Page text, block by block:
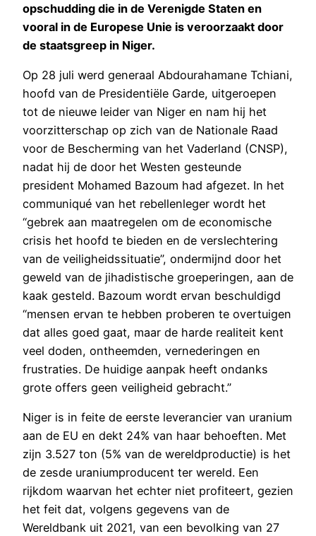
opschudding die in de Verenigde Staten en
vooral in de Europese Unie is veroorzaakt door
de staatsgreep in Niger.
Op 28 juli werd generaal Abdourahamane Tchiani,
hoofd van de Presidentiële Garde, uitgeroepen
tot de nieuwe leider van Niger en nam hij het
voorzitterschap op zich van de Nationale Raad
voor de Bescherming van het Vaderland (CNSP),
nadat hij de door het Westen gesteunde
president Mohamed Bazoum had afgezet. In het
communiqué van het rebellenleger wordt het
“gebrek aan maatregelen om de economische
crisis het hoofd te bieden en de verslechtering
van de veiligheidssituatie”, ondermijnd door het
geweld van de jihadistische groeperingen, aan de
kaak gesteld. Bazoum wordt ervan beschuldigd
“mensen ervan te hebben proberen te overtuigen
dat alles goed gaat, maar de harde realiteit kent
veel doden, ontheemden, vernederingen en
frustraties. De huidige aanpak heeft ondanks
grote offers geen veiligheid gebracht.”
Niger is in feite de eerste leverancier van uranium
aan de EU en dekt 24% van haar behoeften. Met
zijn 3.527 ton (5% van de wereldproductie) is het
de zesde uraniumproducent ter wereld. Een
rijkdom waarvan het echter niet profiteert, gezien
het feit dat, volgens gegevens van de
Wereldbank uit 2021, van een bevolking van 27